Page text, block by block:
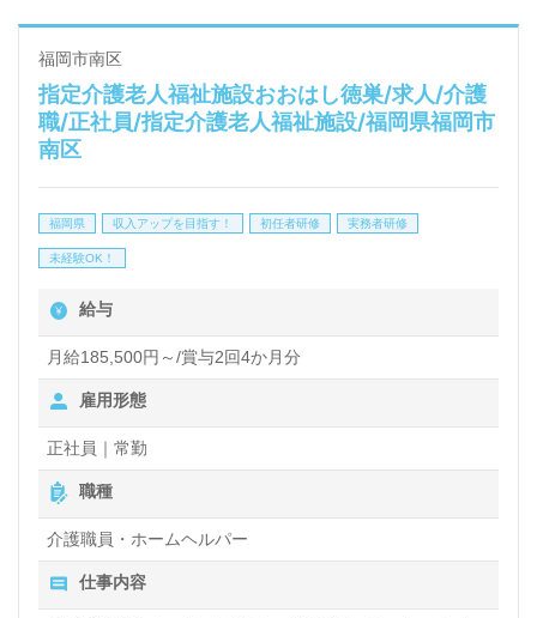
看護助手や介護職経験のある方はもちろん、これから
介護職を目指される方も幅広く募集します。一人ひと
りの職員様の強みを活かしながら、チームで寄り添え
る組織力が魅力の事業所様です。充実の研修制度、チ
ョンに！『介護職を通じてご利用者様のお役に立ちた
い』『資格と経験を活かしたい』『資格取得を目指し
たい』『転職で施設形態、環境を変えて仕事をした
い』等の方も大歓迎です。選考フロー等、担当コンサ
ルタントよりご案内します。お問い合わせも遠慮なく
お願いします。
全国の求人ご紹介！医療/福祉業界の正社員/パート求
人探しは【ウィルオブ介護】＊求人情報収集、将来的
福岡市南区
指定介護老人福祉施設おおはし徳巣/求人/介護
職/正社員/指定介護老人福祉施設/福岡県福岡市
南区
福岡県 収入アップを目指す！ 初任者研修 実務者研修
未経験OK！
給与
月給185,500円～/賞与2回4か月分
雇用形態
正社員｜常勤
職種
介護職員・ホームヘルパー
仕事内容